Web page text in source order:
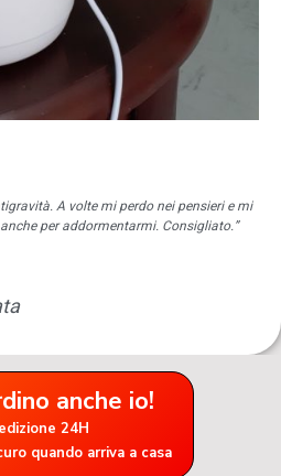
A volte mi perdo nei pensieri e mi
per addormentarmi. Consigliato.”
anche io!
24H
quando arriva a casa